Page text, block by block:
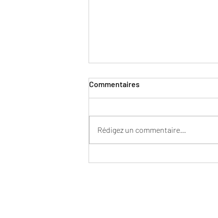
Commentaires
Rédigez un commentaire...